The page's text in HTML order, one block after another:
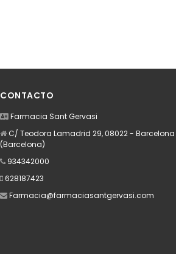
CONTACTO
Farmacia Sant Gervasi
C/ Teodora Lamadrid 29, 08022 - Barcelona
(Barcelona)
934342000
628187423
Farmacia@farmaciasantgervasi.com